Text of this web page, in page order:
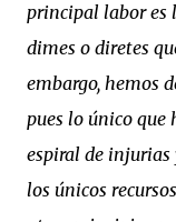
principal labor es
dimes o diretes
embargo, hemos
pues lo único que
espiral de injurias
los únicos